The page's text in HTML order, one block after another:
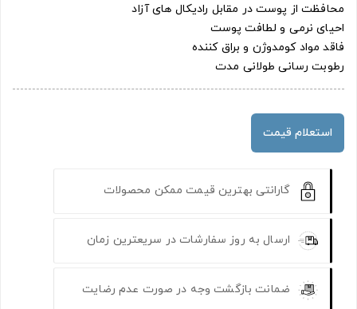
محافظت از پوست در مقابل رادیکال‌ های آزاد
احیای نرمی و لطافت پوست
فاقد مواد کومدوژن و براق کننده
رطوبت رسانی طولانی مدت
استعلام قیمت
گارانتی بهترین قیمت ممکن محصولات
ارسال به روز سفارشات در سریعترین زمان
ضمانت بازگشت وجه در صورت عدم رضایت